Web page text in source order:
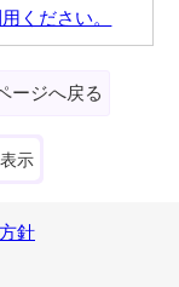
ください。
ージへ戻る
示
針